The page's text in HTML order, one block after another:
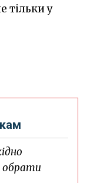
тільки у
обрати